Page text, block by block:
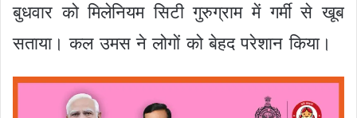
बुधवार को मिलेनियम सिटी गुरुग्राम में गर्मी से खूब
सताया। कल उमस ने लोगों को बेहद परेशान किया।